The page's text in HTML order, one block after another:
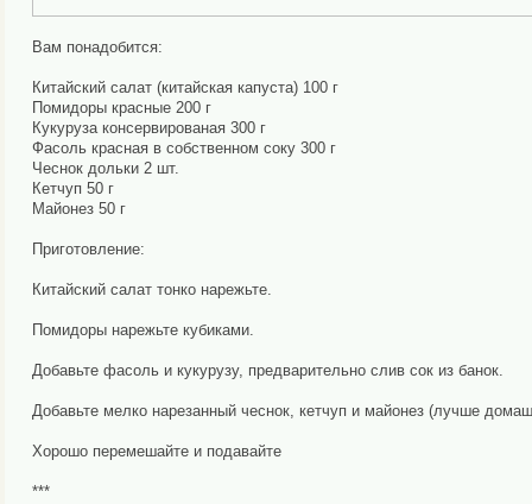
Вам понадобится:
Китайский салат (китайская капуста) 100 г
Помидоры красные 200 г
Кукуруза консервированая 300 г
Фасоль красная в собственном соку 300 г
Чеснок дольки 2 шт.
Кетчуп 50 г
Майонез 50 г
Приготовление:
Китайский салат тонко нарежьте.
Помидоры нарежьте кубиками.
Добавьте фасоль и кукурузу, предварительно слив сок из банок.
Добавьте мелко нарезанный чеснок, кетчуп и майонез (лучше
Хорошо перемешайте и подавайте
***